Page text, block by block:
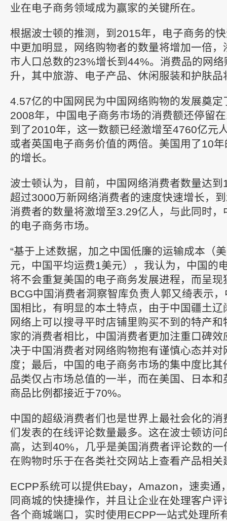
业在电子商务领域成为赢家的关键所在。
根据波士顿的推测，到2015年，电子商务的
中更加明显，网络购物者的数量将增加一倍
市人口总数的23%增长到44%。消费品的网
升，其中旅游、电子产品、休闲服装和护肤
4.57亿的中国网民为中国网络购物的发展奠定
2008年，中国电子商务市场的消费额还停留
到了2010年，这一数额已经激增至4760亿元
或者英国电子商务价值的两倍。美国用了10
的增长。
波士顿认为，目前，中国网络消费者数量达
超过3000万新网络消费者的速度快速增长，
消费者的数量将激增至3.29亿人，与此同时
的电子商务市场。
“基于上述数据，加之中国低廉的运输成本（
元，中国平均运费1美元），我认为，中国的
将不会重复美国的电子商务发展进程，而呈现
BCG中国消费者洞察智库负责人郭又绮表示
国相比，有明显的本土特点，由于中国疆土
网络上可以搜寻平时店铺里购买不到的特产
家的消费者相比，中国消费者更加注重口碑
决于中国消费者对网络购物抱有谨慎心态并
度；最后，中国的电子商务市场的集中度比
品类仅占市场总值的一半，而在美国、日本
商品比例都接近于70%。
中国的超级消费者们也是世界上最社会化的
们发表的在线评论数量最多。这在波士顿访
高，达到40%，几乎是美国消费者评论数的
在购物时乐于在各类社交网站上查看产品相关
ECPP系统可以提供Ebay，Amazon，速卖通
同商城的快捷操作，并且让企业在处理客户
各个商城端口，实时使用ECPP一站式处理所